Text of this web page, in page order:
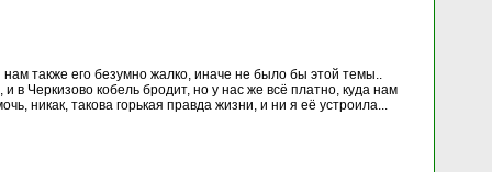
также его безумно жалко, иначе не было бы этой темы..
в Черкизово кобель бродит, но у нас же всё платно, куда нам
никак, такова горькая правда жизни, и ни я её устроила...